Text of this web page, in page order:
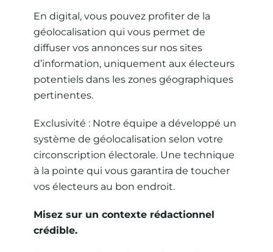
En digital, vous pouvez profiter de la
géolocalisation qui vous permet de
diffuser vos annonces sur nos sites
d’information, uniquement aux électeurs
potentiels dans les zones géographiques
pertinentes.
Exclusivité : Notre équipe a développé un
système de géolocalisation selon votre
circonscription électorale. Une technique
à la pointe qui vous garantira de toucher
vos électeurs au bon endroit.
Misez sur un contexte rédactionnel
crédible.